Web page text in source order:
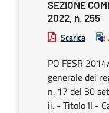
SEZIONE
2022, n. 255
Scarica
PO FESR
generale dei
n. 17 del 30
ii. - Titolo II -